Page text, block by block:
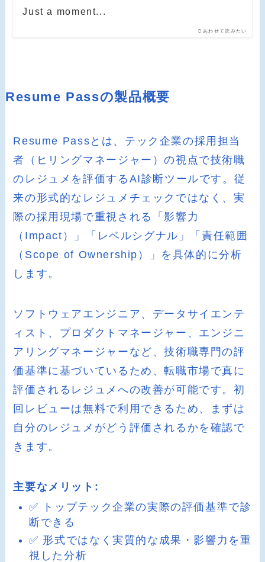
あわせて読みたい
Just a moment...
Resume Passの製品概要
Resume Passとは、テック企業の採用担当
者（ヒリングマネージャー）の視点で技術職
のレジュメを評価するAI診断ツールです。従
来の形式的なレジュメチェックではなく、実
際の採用現場で重視される「影響力
（Impact）」「レベルシグナル」「責任範囲
（Scope of Ownership）」を具体的に分析
します。
ソフトウェアエンジニア、データサイエンテ
ィスト、プロダクトマネージャー、エンジニ
アリングマネージャーなど、技術職専門の評
価基準に基づいているため、転職市場で真に
評価されるレジュメへの改善が可能です。初
回レビューは無料で利用できるため、まずは
自分のレジュメがどう評価されるかを確認で
きます。
主要なメリット:
✅ トップテック企業の実際の評価基準で診
断できる
✅ 形式ではなく実質的な成果・影響力を重
視した分析